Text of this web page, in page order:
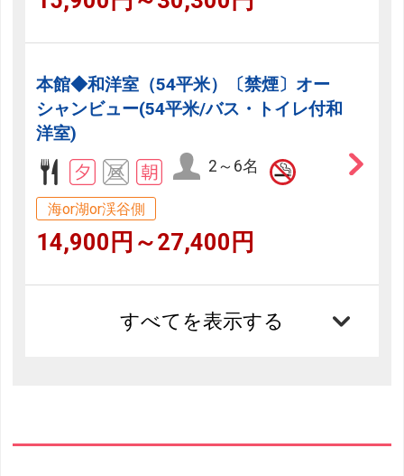
本館◆和洋室（54平米）〔禁煙〕オー
シャンビュー(54平米/バス・トイレ付和
洋室)
2～6名
海or湖or渓谷側
14,900円～27,400円
すべてを表示する